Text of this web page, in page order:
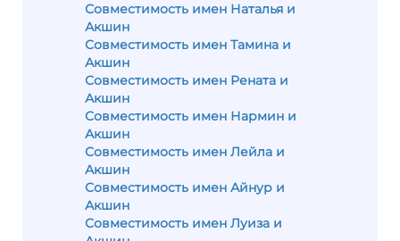
Совместимость имен Наталья и
Акшин
Совместимость имен Тамина и
Акшин
Совместимость имен Рената и
Акшин
Совместимость имен Нармин и
Акшин
Совместимость имен Лейла и
Акшин
Совместимость имен Айнур и
Акшин
Совместимость имен Луиза и